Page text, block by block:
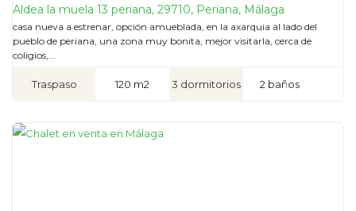
Aldea la muela 13 periana, 29710, Periana, Málaga
casa nueva a estrenar, opción amueblada, en la axarquia al lado del
pueblo de periana, una zona muy bonita, mejor visitarla, cerca de
coligios,...
Traspaso 120 m2 3 dormitorios 2 baños